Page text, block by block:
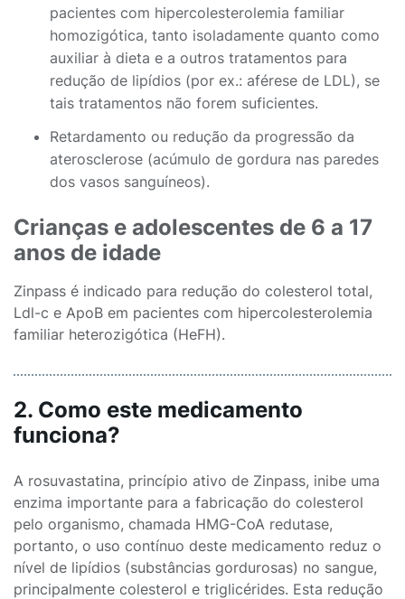
pacientes com hipercolesterolemia familiar
homozigótica, tanto isoladamente quanto como
auxiliar à dieta e a outros tratamentos para
redução de lipídios (por ex.: aférese de LDL), se
tais tratamentos não forem suficientes.
Retardamento ou redução da progressão da
aterosclerose (acúmulo de gordura nas paredes
dos vasos sanguíneos).
Crianças e adolescentes de 6 a 17
anos de idade
Zinpass é indicado para redução do colesterol total,
Ldl-c e ApoB em pacientes com hipercolesterolemia
familiar heterozigótica (HeFH).
2. Como este medicamento
funciona?
A rosuvastatina, princípio ativo de Zinpass, inibe uma
enzima importante para a fabricação do colesterol
pelo organismo, chamada HMG-CoA redutase,
portanto, o uso contínuo deste medicamento reduz o
nível de lipídios (substâncias gordurosas) no sangue,
principalmente colesterol e triglicérides. Esta redução